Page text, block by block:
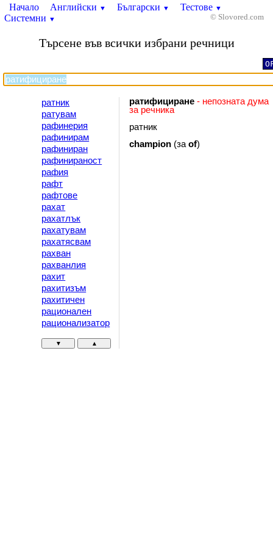
Начало Английски ▼ Български ▼ Тестове ▼
Системни ▼ © Slovored.com
Търсене във всички избрани речници
ратник
ратувам
рафинерия
рафинирам
рафиниран
рафинираност
рафия
рафт
рафтове
рахат
рахатлък
рахатувам
рахатясвам
рахван
рахванлия
рахит
рахитизъм
рахитичен
рационален
рационализатор
▼ ▲
ратифициране - непозната дума
за речника
ратник
champion (заof)